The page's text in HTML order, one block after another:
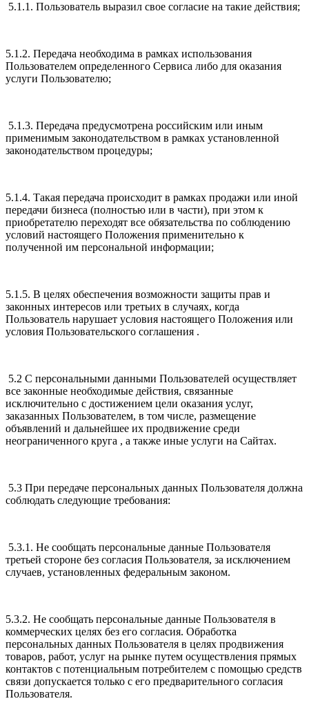
5.1.1. Пользователь выразил свое согласие на такие действия;
5.1.2. Передача необходима в рамках использования
Пользователем определенного Сервиса либо для оказания
услуги Пользователю;
5.1.3. Передача предусмотрена российским или иным
применимым законодательством в рамках установленной
законодательством процедуры;
5.1.4. Такая передача происходит в рамках продажи или иной
передачи бизнеса (полностью или в части), при этом к
приобретателю переходят все обязательства по соблюдению
условий настоящего Положения применительно к
полученной им персональной информации;
5.1.5. В целях обеспечения возможности защиты прав и
законных интересов или третьих в случаях, когда
Пользователь нарушает условия настоящего Положения или
условия Пользовательского соглашения .
5.2 С персональными данными Пользователей осуществляет
все законные необходимые действия, связанные
исключительно с достижением цели оказания услуг,
заказанных Пользователем, в том числе, размещение
объявлений и дальнейшее их продвижение среди
неограниченного круга , а также иные услуги на Сайтах.
5.3 При передаче персональных данных Пользователя должна
соблюдать следующие требования:
5.3.1. Не сообщать персональные данные Пользователя
третьей стороне без согласия Пользователя, за исключением
случаев, установленных федеральным законом.
5.3.2. Не сообщать персональные данные Пользователя в
коммерческих целях без его согласия. Обработка
персональных данных Пользователя в целях продвижения
товаров, работ, услуг на рынке путем осуществления прямых
контактов с потенциальным потребителем с помощью средств
связи допускается только с его предварительного согласия
Пользователя.